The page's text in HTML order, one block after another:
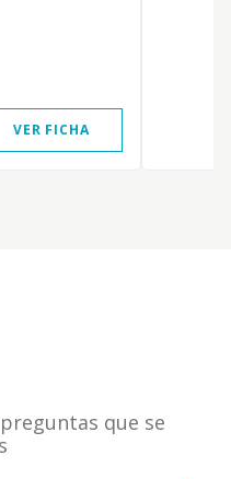
VER FICHA
que se